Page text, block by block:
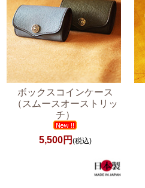
ボックスコインケース
（スムースオーストリッ
チ）
5,500円(税込)